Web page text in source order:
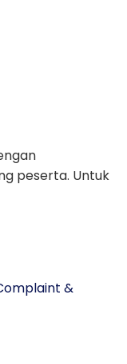
peserta. Untuk
&